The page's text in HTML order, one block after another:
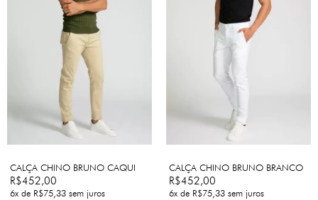
CALÇA CHINO BRUNO CAQUI
R$452,00
6x de R$75,33 sem juros
CALÇA CHINO BRUNO BRANCO
R$452,00
6x de R$75,33 sem juros